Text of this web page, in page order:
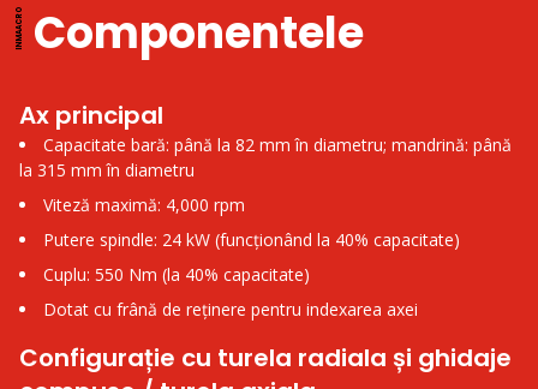
Componentele
Ax principal
Capacitate bară: până la 82 mm în diametru; mandrină: până
la 315 mm în diametru
Viteză maximă: 4,000 rpm
Putere spindle: 24 kW (funcționând la 40% capacitate)
Cuplu: 550 Nm (la 40% capacitate)
Dotat cu frână de reținere pentru indexarea axei
Configurație cu turela radiala și ghidaje